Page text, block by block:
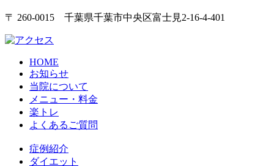
〒 260-0015 千葉県千葉市中央区富士見2-16-4-401
HOME
お知らせ
当院について
メニュー・料金
楽トレ
よくあるご質問
症例紹介
ダイエット